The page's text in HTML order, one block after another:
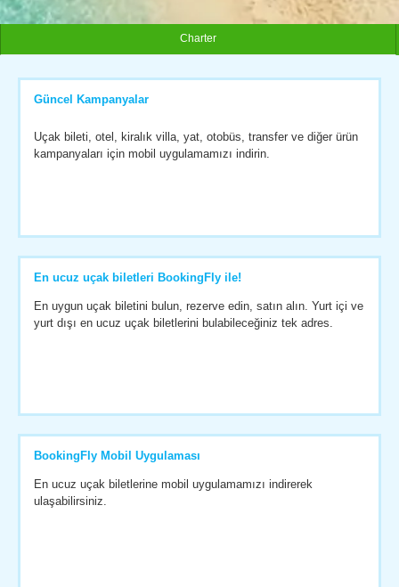
Charter
Güncel Kampanyalar
Uçak bileti, otel, kiralık villa, yat, otobüs, transfer ve diğer ürün
kampanyaları için mobil uygulamamızı indirin.
En ucuz uçak biletleri BookingFly ile!
En uygun uçak biletini bulun, rezerve edin, satın alın. Yurt içi ve
yurt dışı en ucuz uçak biletlerini bulabileceğiniz tek adres.
BookingFly Mobil Uygulaması
En ucuz uçak biletlerine mobil uygulamamızı indirerek
ulaşabilirsiniz.